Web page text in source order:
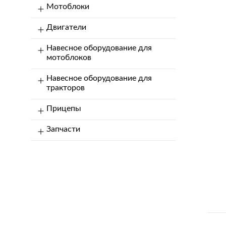
Мотоблоки
Двигатели
Навесное оборудование для
мотоблоков
Навесное оборудование для
тракторов
Прицепы
Запчасти